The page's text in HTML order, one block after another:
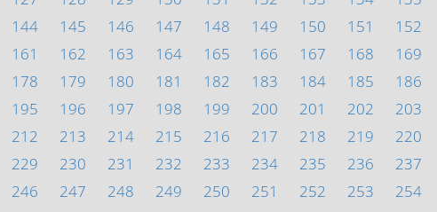
144 145 146 147 148 149 150 151 152
161 162 163 164 165 166 167 168 169
178 179 180 181 182 183 184 185 186
195 196 197 198 199 200 201 202 203
212 213 214 215 216 217 218 219 220
229 230 231 232 233 234 235 236 237
246 247 248 249 250 251 252 253 254